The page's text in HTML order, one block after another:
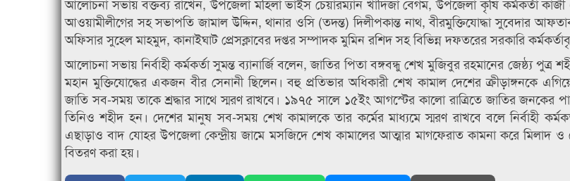
আলোচনা সভায় বক্তব্য রাখেন, উপজেলা মহিলা ভাইস চেয়ারম্যান খাদিজা বেগম, উপজেলা কৃষি কর্মকর্তা
আওয়ামীলীগের সহ সভাপতি জামাল উদ্দিন, থানার ওসি (তদন্ত) দিলীপকান্ত নাথ, বীরমুক্তিযোদ্ধা সুবেদার
অফিসার সুহেল মাহমুদ, কানাইঘাট প্রেসক্লাবের দপ্তর সম্পাদক মুমিন রশিদ সহ বিভিন্ন দফতরের সরকারি
আলোচনা সভায় নির্বাহী কর্মকর্তা সুমন্ত ব্যানার্জি বলেন, জাতির পিতা বঙ্গবন্ধু শেখ মুজিবুর রহমানের জেষ্ঠ্য পুত্র
মহান মুক্তিযোদ্ধের একজন বীর সেনানী ছিলেন। বহু প্রতিভার অধিকারী শেখ কামাল দেশের ক্রীড়াঙ্গনকে
জাতি সব-সময় তাকে শ্রদ্ধার সাথে স্মরণ রাখবে। ১৯৭৫ সালে ১৫ইং আগস্টের কালো রাত্রিতে জাতির জনকের
তিনিও শহীদ হন। দেশের মানুষ সব-সময় শেখ কামালকে তার কর্মের মাধ্যমে স্মরণ রাখবে বলে নির্বাহী
এছাড়াও বাদ যোহর উপজেলা কেন্দ্রীয় জামে মসজিদে শেখ কামালের আত্মার মাগফেরাত কামনা করে মিলাদ
বিতরণ করা হয়।